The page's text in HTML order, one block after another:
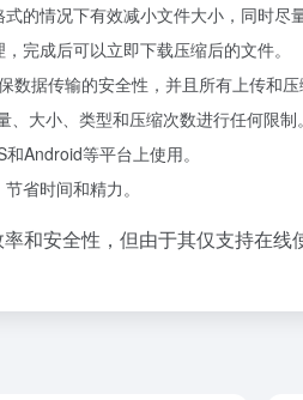
的情况下有效减小文件大小，同时尽
完成后可以立即下载压缩后的文件。
据传输的安全性，并且所有上传和
大小、类型和压缩次数进行任何限制。
Android等平台上使用。
省时间和精力。
和安全性，但由于其仅支持在